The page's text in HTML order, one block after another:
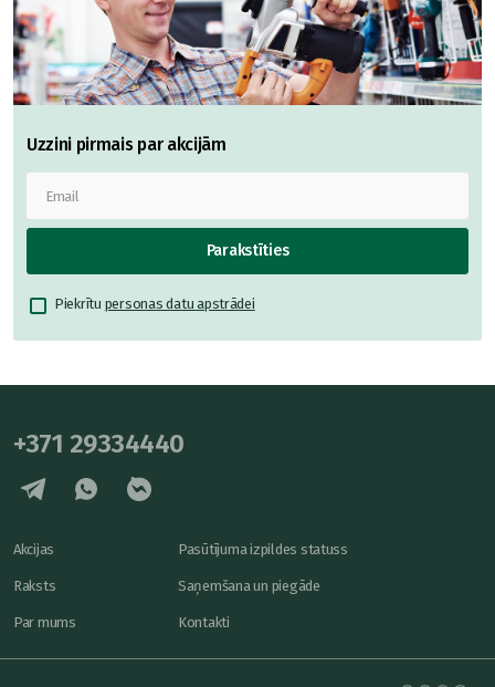
Uzzini pirmais par akcijām
Parakstīties
Piekrītu personas datu apstrādei
+371 29334440
Akcijas
Raksts
Par mums
Pasūtījuma izpildes statuss
Saņemšana un piegāde
Kontakti